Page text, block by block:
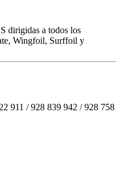
dirigidas a todos los
Wingfoil, Surffoil y
911 / 928 839 942 / 928 758